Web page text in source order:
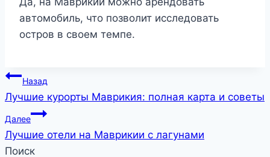
автомобиль, что позволит исследовать
остров в своем темпе.
Навигация
по
записям
Назад
Лучшие курорты Маврикия: полная карта и советы
Далее
Лучшие отели на Маврикии с лагунами
Поиск